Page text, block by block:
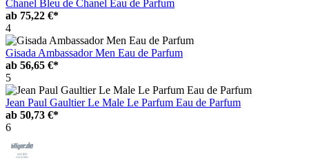
Chanel Bleu de Chanel Eau de Parfum
ab 75,22 €*
4
Gisada Ambassador Men Eau de Parfum
ab 56,65 €*
5
Jean Paul Gaultier Le Male Le Parfum Eau de Parfum
ab 50,73 €*
6